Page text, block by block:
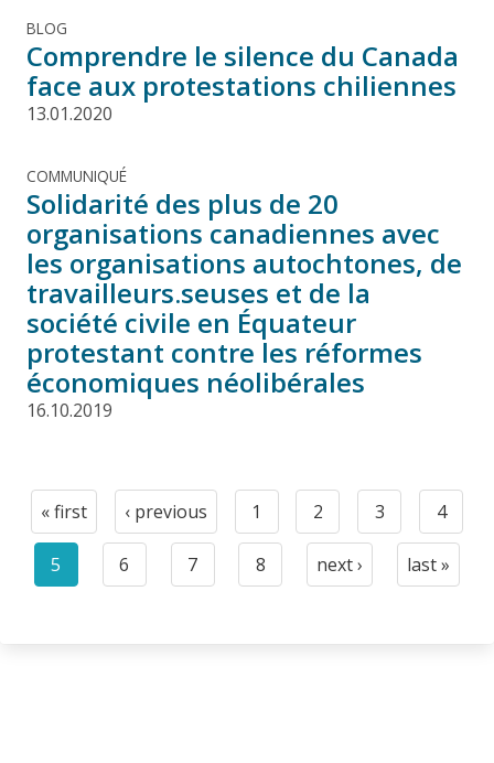
BLOG
Comprendre le silence du Canada
face aux protestations chiliennes
13.01.2020
COMMUNIQUÉ
Solidarité des plus de 20
organisations canadiennes avec
les organisations autochtones, de
travailleurs.seuses et de la
société civile en Équateur
protestant contre les réformes
économiques néolibérales
16.10.2019
Pagination
First
page
« first
Previous
page
‹ previous
Page
1
Page
2
Page
3
Page
4
Current
5
Page
6
Page
7
Page
8
Next
next ›
Last
last »